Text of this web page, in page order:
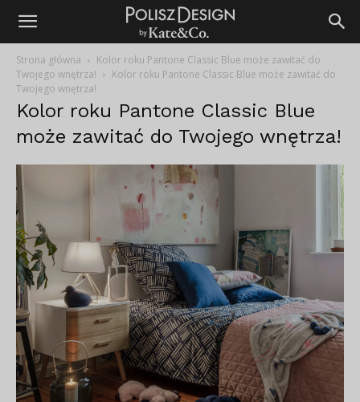
Strona główna
Kolor roku Pantone Classic Blue może zawitać do
Twojego wnętrza!
Kolor roku Pantone Classic Blue może zawitać do
Twojego wnętrza!
Kolor roku Pantone Classic Blue
może zawitać do Twojego wnętrza!